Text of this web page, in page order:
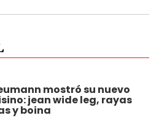
mostró su nuevo
jean wide leg, rayas
y boina